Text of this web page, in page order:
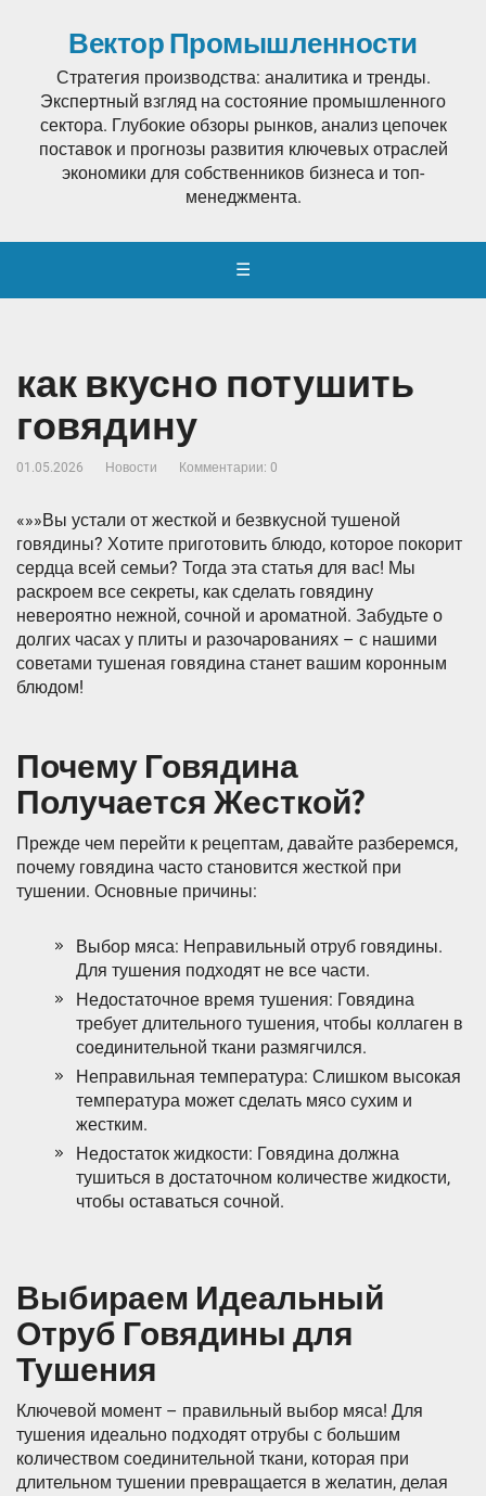
Вектор Промышленности
Стратегия производства: аналитика и тренды.
Экспертный взгляд на состояние промышленного
сектора. Глубокие обзоры рынков, анализ цепочек
поставок и прогнозы развития ключевых отраслей
экономики для собственников бизнеса и топ-
менеджмента.
☰
как вкусно потушить
говядину
01.05.2026 Новости Комментарии: 0
«»»Вы устали от жесткой и безвкусной тушеной
говядины? Хотите приготовить блюдо, которое покорит
сердца всей семьи? Тогда эта статья для вас! Мы
раскроем все секреты, как сделать говядину
невероятно нежной, сочной и ароматной. Забудьте о
долгих часах у плиты и разочарованиях – с нашими
советами тушеная говядина станет вашим коронным
блюдом!
Почему Говядина
Получается Жесткой?
Прежде чем перейти к рецептам, давайте разберемся,
почему говядина часто становится жесткой при
тушении. Основные причины:
Выбор мяса: Неправильный отруб говядины.
Для тушения подходят не все части.
Недостаточное время тушения: Говядина
требует длительного тушения, чтобы коллаген в
соединительной ткани размягчился.
Неправильная температура: Слишком высокая
температура может сделать мясо сухим и
жестким.
Недостаток жидкости: Говядина должна
тушиться в достаточном количестве жидкости,
чтобы оставаться сочной.
Выбираем Идеальный
Отруб Говядины для
Тушения
Ключевой момент – правильный выбор мяса! Для
тушения идеально подходят отрубы с большим
количеством соединительной ткани, которая при
длительном тушении превращается в желатин, делая